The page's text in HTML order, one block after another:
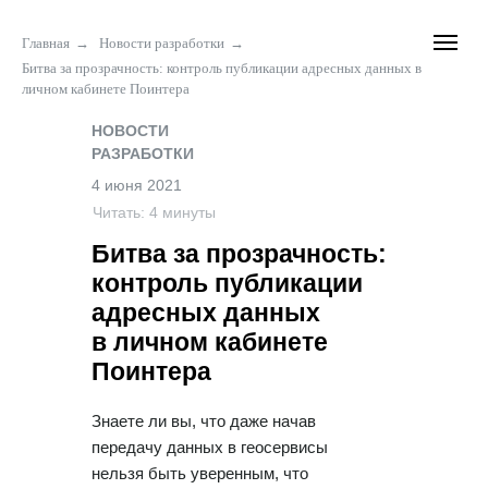
Главная → Новости разработки →
Битва за прозрачность: контроль публикации адресных данных в
личном кабинете Поинтера
Битва за прозрачность:
контроль публикации
адресных данных
в личном кабинете
Поинтера
НОВОСТИ
РАЗРАБОТКИ
4 июня 2021
Читать: 4 минуты
Знаете ли вы, что даже начав
передачу данных в геосервисы
нельзя быть уверенным, что